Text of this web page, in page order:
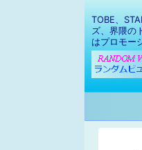
TOBE、
ズ、界隈の
はプロモー